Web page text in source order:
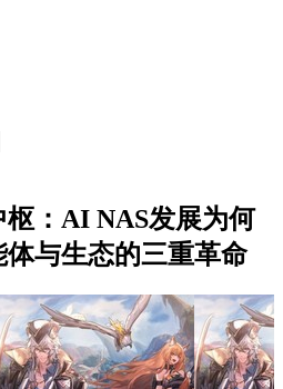
：AI NAS发展为何
与生态的三重革命